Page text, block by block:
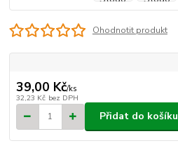
Ohodnotit produkt
39,00 Kč/ks
32,23 Kč bez DPH
Přidat do košíku